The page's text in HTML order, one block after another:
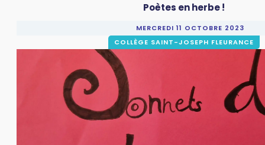
Poètes en herbe !
MERCREDI 11 OCTOBRE 2023
COLLÈGE SAINT-JOSEPH FLEURANCE